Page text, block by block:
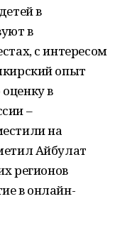
в
в
с интересом
опыт
в
–
на
Айбулат
регионов
в онлайн-